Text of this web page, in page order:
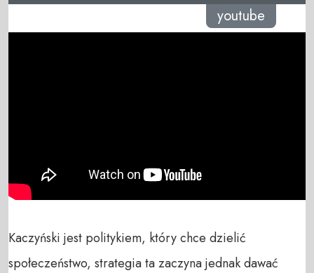
youtube
Kaczyński jest politykiem, który chce dzielić
społeczeństwo, strategia ta zaczyna jednak dawać